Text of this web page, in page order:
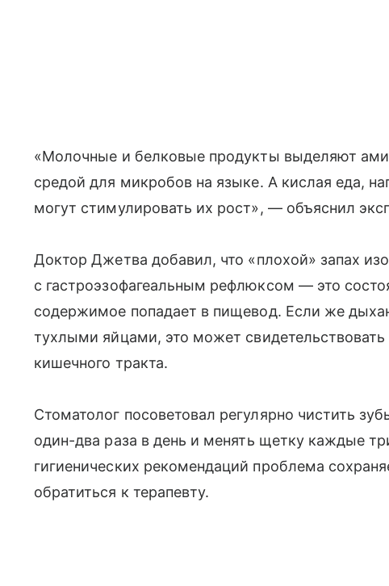
«Молочные и белковые продукты выделяют
средой для микробов на языке. А кислая еда,
могут стимулировать их рост», — объяснил
Доктор Джетва добавил, что «плохой» запах
с гастроэзофагеальным рефлюксом — это
содержимое попадает в пищевод. Если же
тухлыми яйцами, это может
кишечного тракта.
Стоматолог посоветовал регулярно чистить
один-два раза в день и менять щетку каждые
гигиенических рекомендаций проблема
обратиться к терапевту.